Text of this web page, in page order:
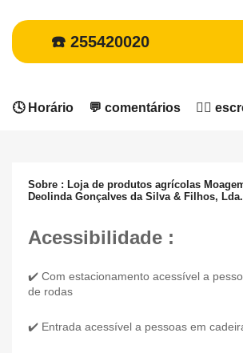
☎️ 255420020
🕓 Horário 💬 comentários ✍🏻
Sobre : Loja de produtos agrícolas
Deolinda Gonçalves da Silva & Filhos,
Acessibilidade :
✔️ Com estacionamento acessível a
de rodas
✔️ Entrada acessível a pessoas em